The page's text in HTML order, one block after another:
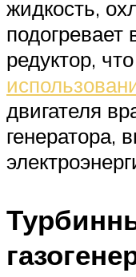
жидкость,
редуктор, что
двигателя
генератора,